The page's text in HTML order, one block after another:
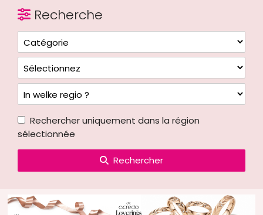
Recherche
Rechercher uniquement dans la région
sélectionnée
Rechercher